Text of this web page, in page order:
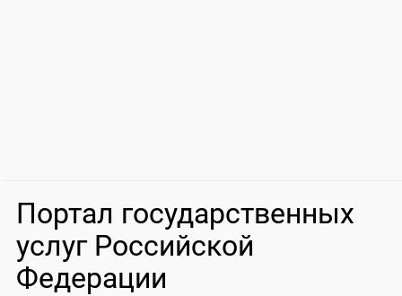
Портал государственных
услуг Российской
Федерации